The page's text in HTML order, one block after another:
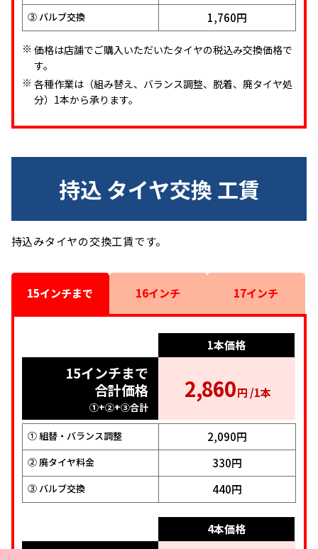
③ バルブ交換 1,760円
② 廃タイヤ料金 0円
③ バルブ交換 1,760円
価格は店舗でご購入いただいたタイヤの税込み交換価格で
す。
各種作業は（組み替え、バランス調整、脱着、廃タイヤ処
分）1本から承ります。
持込 タイヤ交換 工賃
持込みタイヤの交換工賃です。
15インチまで 16インチ 17インチ
1本価格
15インチまで
合計価格
①+②+③合計
2,860円 /1本
① 組替・バランス調整 2,090円
② 廃タイヤ料金 330円
③ バルブ交換 440円
4本価格
1本価格
16インチ
合計価格
①+②+③合計
3,080円 /1本
① 組替・バランス調整 2,310円
② 廃タイヤ料金 330円
③ バルブ交換 440円
4本価格
1本価格
17インチ
合計価格
①+②+③合計
3,520円 /1本
① 組替・バランス調整 2,530円
② 廃タイヤ料金 550円
③ バルブ交換 440円
4本価格